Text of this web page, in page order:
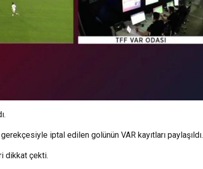
iptal edilen golünün VAR kayıtları paylaşıldı.
dikkat çekti.